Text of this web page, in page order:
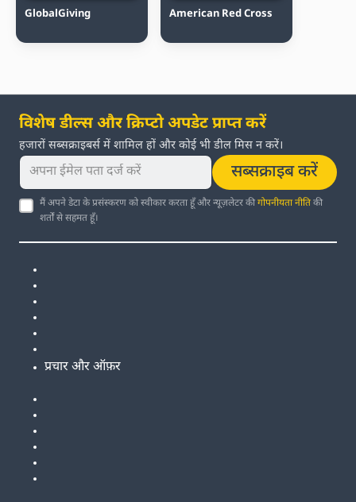
GlobalGiving American Red Cross
विशेष डील्स और क्रिप्टो अपडेट प्राप्त करें
हजारों सब्सक्राइबर्स में शामिल हों और कोई भी डील मिस न करें।
सब्सक्राइब करें
मैं अपने डेटा के प्रसंस्करण को स्वीकार करता हूँ और न्यूज़लेटर कीगोपनीयता नीतिकी
शर्तों से सहमत हूँ।
प्रचार और ऑफ़र